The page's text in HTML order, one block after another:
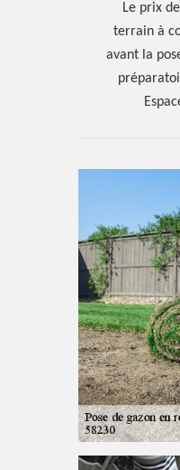
Hoerter
en
Excellent
intervenir à
s'occuper de
Le prix
terrain à
avant la